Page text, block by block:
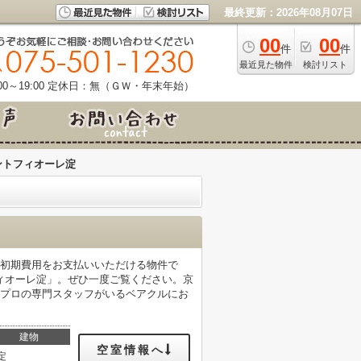
最終更新：2026年08月07日
00件
最近見た物件
00件
検討リスト
～19:00 定休日：無（ＧＷ・年末年始）
トフィオーレ淀
期費用をお支払いいただける物件で
ーレ淀」。ぜひ一度ご覧ください。京
ロの専門スタッフがいるベアクルにお
建物
空室情報へ